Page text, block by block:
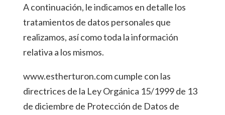
A continuación, le indicamos en detalle los
tratamientos de datos personales que
realizamos, así como toda la información
relativa a los mismos.
www.estherturon.com cumple con las
directrices de la Ley Orgánica 15/1999 de 13
de diciembre de Protección de Datos de